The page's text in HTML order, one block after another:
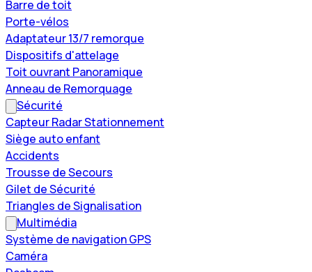
Barre de toit
Porte-vélos
Adaptateur 13/7 remorque
Dispositifs d'attelage
Toit ouvrant Panoramique
Anneau de Remorquage
Sécurité
Capteur Radar Stationnement
Siège auto enfant
Accidents
Trousse de Secours
Gilet de Sécurité
Triangles de Signalisation
Multimédia
Système de navigation GPS
Caméra